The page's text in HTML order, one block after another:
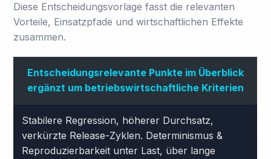
Diese Entscheidungsvorlage fasst die relevanten
Vorteile, Einsatzpfade und wirtschaftlichen Effekte
zusammen.
Entscheidungsrelevante Punkte im Überblick
ergänzt um betriebswirtschaftliche Kriterien
Stabilere Regression, höherer Durchsatz,
verkürzte Release-Zyklen. Determinismus &
Reproduzierbarkeit unter Last, über lange